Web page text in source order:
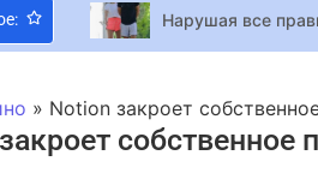
Нарушая все
Чем полезны
Весна будет
» Notion закроет
собственное